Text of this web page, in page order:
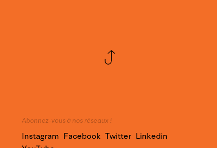
Abonnez-vous à nos réseaux !
Instagram Facebook Twitter Linkedin